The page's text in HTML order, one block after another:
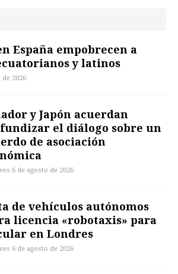
España empobrecen a
y latinos
2026
y Japón acuerdan
el diálogo sobre un
de asociación
6 de agosto de 2026
de vehículos autónomos
licencia «robotaxis» para
en Londres
6 de agosto de 2026